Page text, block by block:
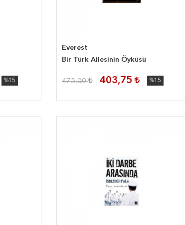
%15
Everest
Bir Türk Ailesinin Öyküsü
475,00 403,75 %15